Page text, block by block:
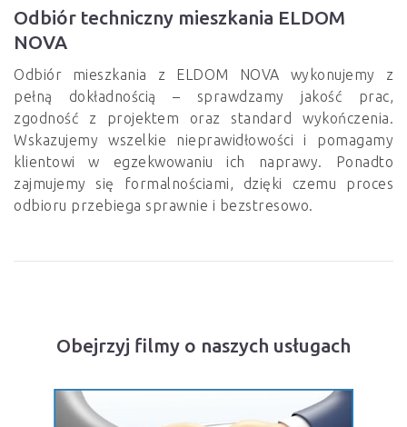
Odbiór techniczny mieszkania ELDOM
NOVA
Odbiór mieszkania z ELDOM NOVA wykonujemy z
pełną dokładnością – sprawdzamy jakość prac,
zgodność z projektem oraz standard wykończenia.
Wskazujemy wszelkie nieprawidłowości i pomagamy
klientowi w egzekwowaniu ich naprawy. Ponadto
zajmujemy się formalnościami, dzięki czemu proces
odbioru przebiega sprawnie i bezstresowo.
Obejrzyj filmy o naszych usługach